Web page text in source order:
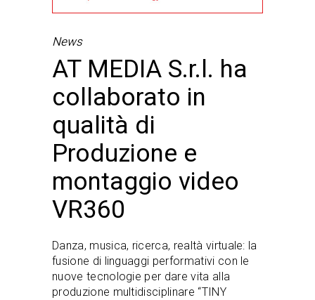
News
AT MEDIA S.r.l. ha
collaborato in
qualità di
Produzione e
montaggio video
VR360
Danza, musica, ricerca, realtà virtuale: la
fusione di linguaggi performativi con le
nuove tecnologie per dare vita alla
produzione multidisciplinare “TINY